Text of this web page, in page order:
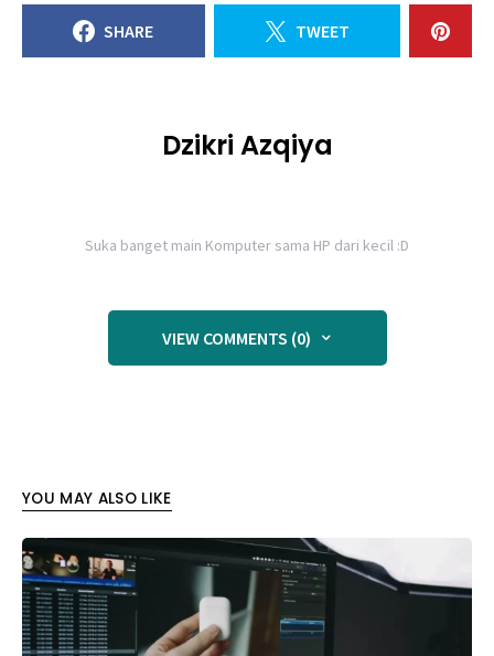
SHARE TWEET
Dzikri Azqiya
Suka banget main Komputer sama HP dari kecil :D
VIEW COMMENTS (0)
YOU MAY ALSO LIKE